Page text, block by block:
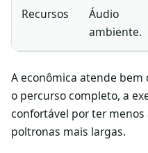
Recursos
Áudio
ambiente.
A econômica atende bem
o percurso completo, a
confortável por ter menos
poltronas mais largas.